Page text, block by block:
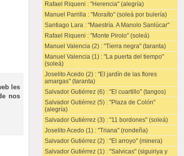
les
nos
Rafael Riqueni : "Herencia" (alegría)
Manuel Parrilla : "Moraíto" (soleá por bulería)
Santiago Lara : "Maestría. A Manolo Sanlúcar"
Rafael Riqueni : "Monte Pirolo" (soleá)
Manuel Valencia (2) : "Tierra negra" (taranta)
Manuel Valencia (1) : "La puerta del tiempo"
(soleá)
Joselito Acedo (2) : "El jardín de las flores
amargas" (taranta)
Salvador Gutiérrez (6) : "El cuartillo" (tangos)
Salvador Gutiérrez (5) : "Plaza de Colón"
(alegría)
Salvador Gutiérrez (3) : "11 bordones" (soleá)
Joselito Acedo (1) : "Triana" (rondeña)
Salvador Gutiérrez (2) : "El arroyo" (minera)
Salvador Gutiérrez (1) : "Salvicas" (siguiriya y